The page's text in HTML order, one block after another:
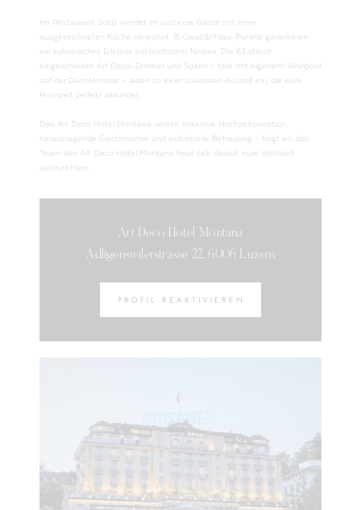
Art Deco Hotel Montana
Adligenswilerstrasse 22, 6006 Luzern
PROFIL REAKTIVIEREN
Im Restaurant Scala werdet ihr und eure Gäste mit einer
ausgezeichneten Küche verwöhnt: 15 Gault&Millau-Punkte garantieren
ein kulinarisches Erlebnis auf höchstem Niveau. Die 63 stilvoll
eingerichteten Art Deco-Zimmer und Suiten – teils mit eigenem Whirlpool
auf der Dachterrasse – laden zu einer luxuriösen Auszeit ein, die eure
Hochzeit perfekt abrundet.
Das Art Deco Hotel Montana vereint exklusive Hochzeitslocation,
herausragende Gastronomie und individuelle Betreuung – fragt an, das
Team des Art Deco Hotel Montana freut sich darauf, eure Hochzeit
auszurichten.